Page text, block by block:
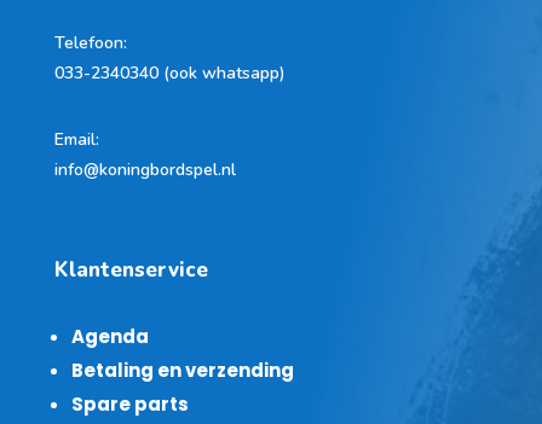
Telefoon:
033-2340340 (ook whatsapp)
Email:
info@koningbordspel.nl
Klantenservice
Agenda
Betaling en verzending
Spare parts